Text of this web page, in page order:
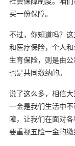
买一份保障。
不过，你知道吗？
和医疗保险，个人
生育保险，则是由
也是共同缴纳的。
说了这么多，相信
一金是我们生活中
障，让我们在面对
要重视五险一金的缴